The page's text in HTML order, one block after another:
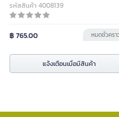
รหัสสินค้า 4008139
฿ 765.00 หมดชั่วครา
แจ้งเตือนเมื่อมีสินค้า